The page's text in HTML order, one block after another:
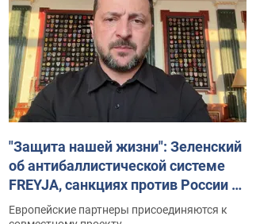
"Защита нашей жизни": Зеленский
об антибаллистической системе
FREYJA, санкциях против России и
поддержке аграриев. Видео
Европейские партнеры присоединяются к